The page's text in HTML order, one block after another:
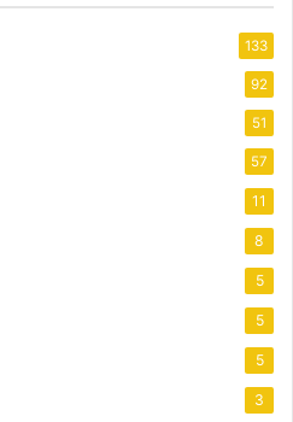
133
92
51
57
11
8
5
5
5
3